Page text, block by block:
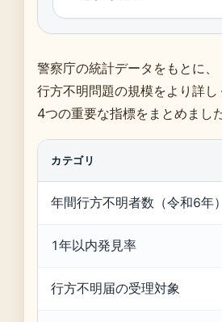
警察庁の統計データをもとに、
行方不明問題の規模をより詳し
4つの重要な指標をまとめました
カテゴリ
年間行方不明者数（令和6年）
1年以内発見率
行方不明届の受理対象